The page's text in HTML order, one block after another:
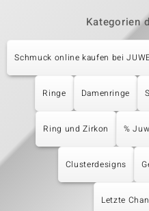
Kategorien
Schmuck online kaufen bei
Ringe Damenringe
Ring und Zirkon %
Clusterdesigns
Letzte